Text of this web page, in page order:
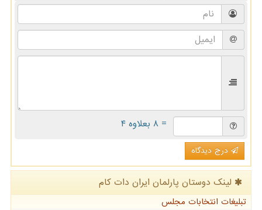
= ۸ بعلاوه ۴
درج دیدگاه
لینک دوستان پارلمان ایران دات كام
تبلیغات انتخابات مجلس